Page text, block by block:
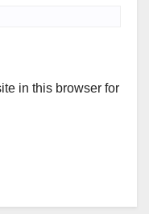
in this browser for